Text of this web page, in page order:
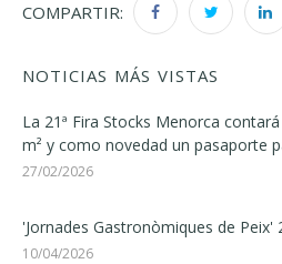
COMPARTIR:
NOTICIAS MÁS VISTAS
La 21ª Fira Stocks Menorca
m² y como novedad un pasaporte
27/02/2026
'Jornades Gastronòmiques de Peix'
10/04/2026